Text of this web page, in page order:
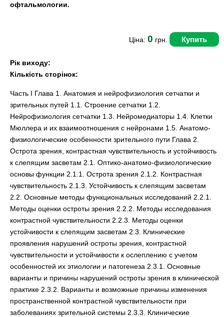
офтальмологии.
Ціна: 0 грн. Купить
Рік виходу:
Кількість сторінок:
Часть I Глава 1. Анатомия и нейрофизиология сетчатки и
зрительных путей 1.1. Строение сетчатки 1.2.
Нейрофизиология сетчатки 1.3. Нейромедиаторы 1.4. Клетки
Мюллера и их взаимоотношения с нейронами 1.5. Анатомо-
физиологические особенности зрительного пути Глава 2.
Острота зрения, контрастная чувствительность и устойчивость
к слепящим засветам 2.1. Оптико-анатомо-физиологические
основы функции 2.1.1. Острота зрения 2.1.2. Контрастная
чувствительность 2.1.3. Устойчивость к слепящим засветам
2.2. Основные методы функциональных исследований 2.2.1.
Методы оценки остроты зрения 2.2.2. Методы исследования
контрастной чувствительности 2.2.3. Методы оценки
устойчивости к слепящим засветам 2.3. Клинические
проявления нарушений остроты зрения, контрастной
чувствительности и устойчивости к ослеплению с учетом
особенностей их этиологии и патогенеза 2.3.1. Основные
варианты и причины нарушений остроты зрения в клинической
практике 2.3.2. Варианты и возможные причины изменения
пространственной контрастной чувствительности при
заболеваниях зрительной системы 2.3.3. Клинические